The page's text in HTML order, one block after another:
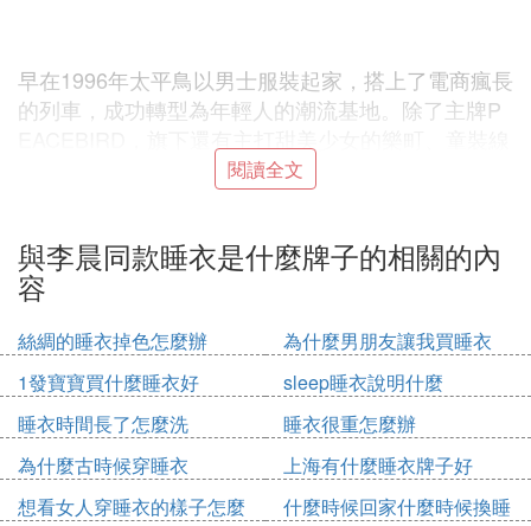
早在1996年太平鳥以男士服裝起家，搭上了電商瘋長
的列車，成功轉型為年輕人的潮流基地。除了主牌P
Mini Peace和貝甜、淘寶熱賣店鋪MATERIALGIRL，
以及家居系列太平鳥巢。
要特別的搭配技巧也能穿出青春活力的感覺，主流商
場有門店，淘寶款式也全，百元就能買到明星同款。
秘扇MUKZIN
閱讀全文
與李晨同款睡衣是什麼牌子的相關的內
容
絲綢的睡衣掉色怎麼辦
為什麼男朋友讓我買睡衣
1發寶寶買什麼睡衣好
sleep睡衣說明什麼
睡衣時間長了怎麼洗
睡衣很重怎麼辦
為什麼古時候穿睡衣
上海有什麼睡衣牌子好
想看女人穿睡衣的樣子怎麼
什麼時候回家什麼時候換睡